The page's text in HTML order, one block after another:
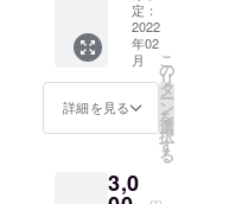
いたし
ます】
お礼
メール
に口数
を記載
て送付
す。
4,000円
までの
ご支援
はこち
らでお
のコー
mamat
anoオリ
ジナル
ロゴ入
りトー
トバッ
グ ・
IKENOY
EEROA
STERS
定：
2022
年02
月
詳細を見る
こ
の
リ
タ
ー
ン
を
選
択
す
る
3,0